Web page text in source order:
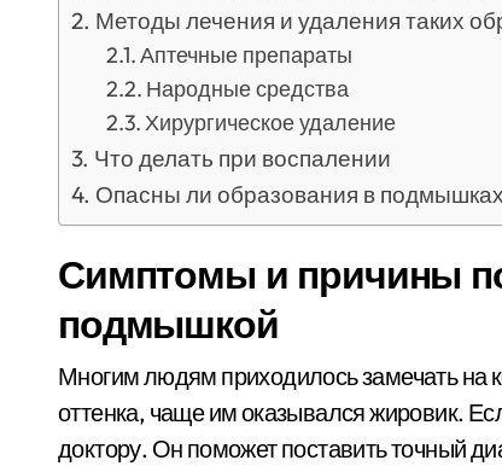
Методы лечения и удаления таких
Аптечные препараты
Народные средства
Хирургическое удаление
Что делать при воспалении
Опасны ли образования в подмышках
Симптомы и причины
подмышкой
Многим людям приходилось замечать на
оттенка, чаще им оказывался жировик.
доктору. Он поможет поставить точный